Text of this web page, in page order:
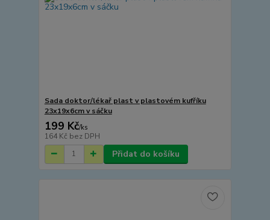
Sada doktor/lékař plast v plastovém kufříku
23x19x6cm v sáčku
199 Kč/ks
164 Kč bez DPH
Přidat do košíku